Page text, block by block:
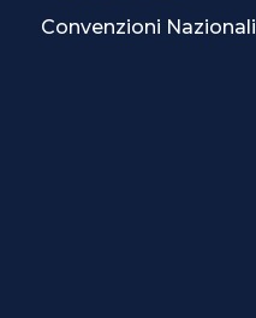
Convenzioni Nazionali